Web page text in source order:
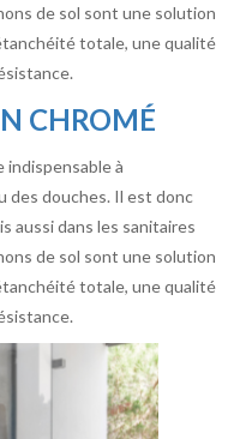
de sol sont une solution
totale, une qualité
CHROMÉ
indispensable à
des douches. Il est donc
aussi dans les sanitaires
de sol sont une solution
totale, une qualité